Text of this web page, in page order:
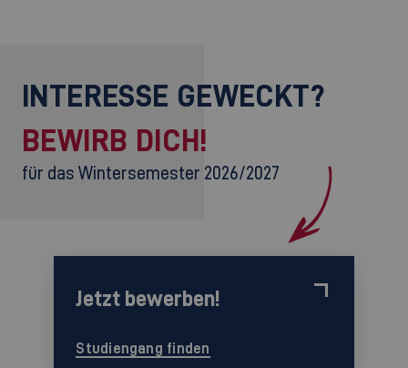
INTERESSE GEWECKT?
BEWIRB DICH!
für das Wintersemester 2026/2027
Jetzt bewerben!
Studiengang finden